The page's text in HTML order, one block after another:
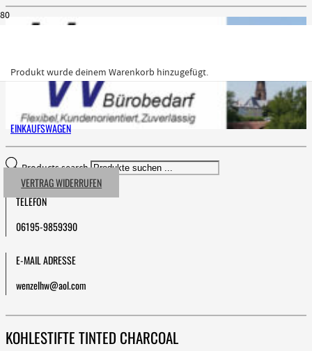
Produktwurde deinem Warenkorb hinzugefügt.
EINKAUFSWAGEN
VERTRAG WIDERRUFEN
Products search
TELEFON
06195-9859390
E-MAIL ADRESSE
wenzelhw@aol.com
KOHLESTIFTE TINTED CHARCOAL